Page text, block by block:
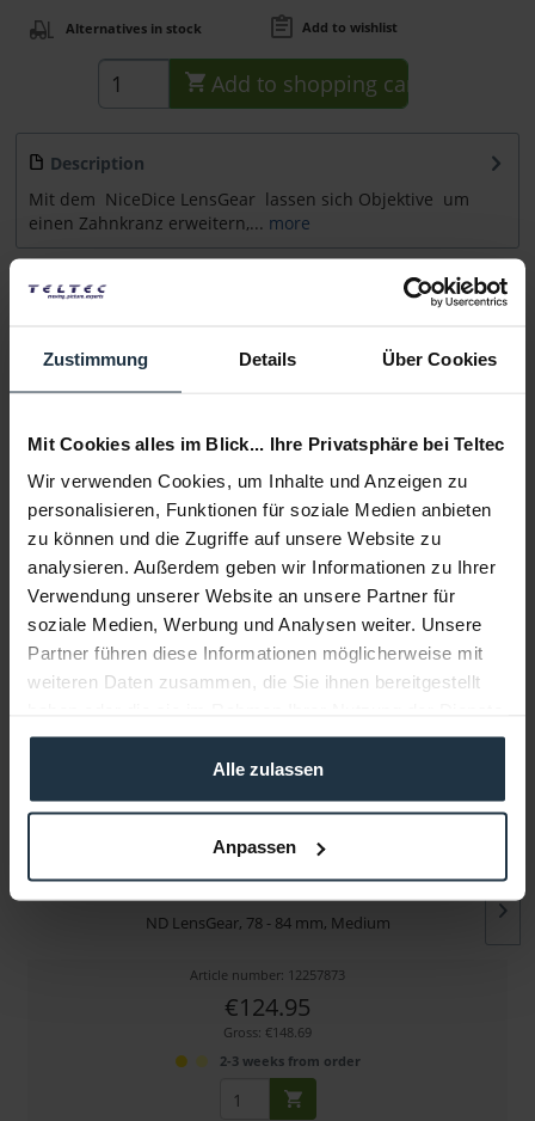
Zustimmung Details Über Cookies
Mit Cookies alles im Blick... Ihre Privatsphäre bei Teltec
Wir verwenden Cookies, um Inhalte und Anzeigen zu
personalisieren, Funktionen für soziale Medien anbieten
zu können und die Zugriffe auf unsere Website zu
analysieren. Außerdem geben wir Informationen zu Ihrer
Verwendung unserer Website an unsere Partner für
soziale Medien, Werbung und Analysen weiter. Unsere
Partner führen diese Informationen möglicherweise mit
weiteren Daten zusammen, die Sie ihnen bereitgestellt
gesammelt haben.
Alle zulassen
Anpassen
Alternatives in stock Add to wishlist
Add to shopping cart
Description
Mit dem NiceDice LensGear lassen sich Objektive um
einen Zahnkranz erweitern,... more
Accessories
Media
Manufacturer & Product Safety Information
Folgende Infos zum Hersteller sind verfübar......more
More articles from +++ NiceDice +++ look at
ND LensGear, 78 - 84 mm, Medium
Article number: 12257873
€124.95
Gross: €148.69
2-3 weeks from order